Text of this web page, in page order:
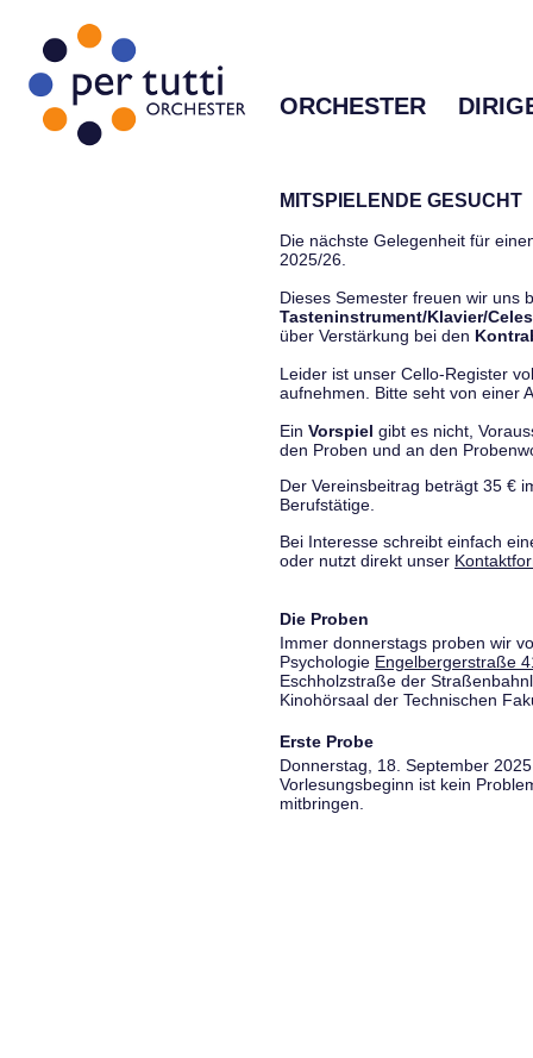
ORCHESTER
MITSPIELENDE GESUCHT
Die nächste Gelegenheit für
2025/26.
Dieses Semester freuen wir uns
Tasteninstrument/Klavier/
über Verstärkung bei den
Leider ist unser Cello-Register
aufnehmen. Bitte seht von einer
Ein Vorspiel gibt es nicht,
den Proben und an den
Der Vereinsbeitrag beträgt 35 €
Berufstätige.
Bei Interesse schreibt einfach
oder nutzt direkt unser
Die Proben
Immer donnerstags proben wir
Psychologie Engelbergerstraße
Eschholzstraße der
Kinohörsaal der Technischen
Erste Probe
Donnerstag, 18. September
Vorlesungsbeginn ist kein
mitbringen.